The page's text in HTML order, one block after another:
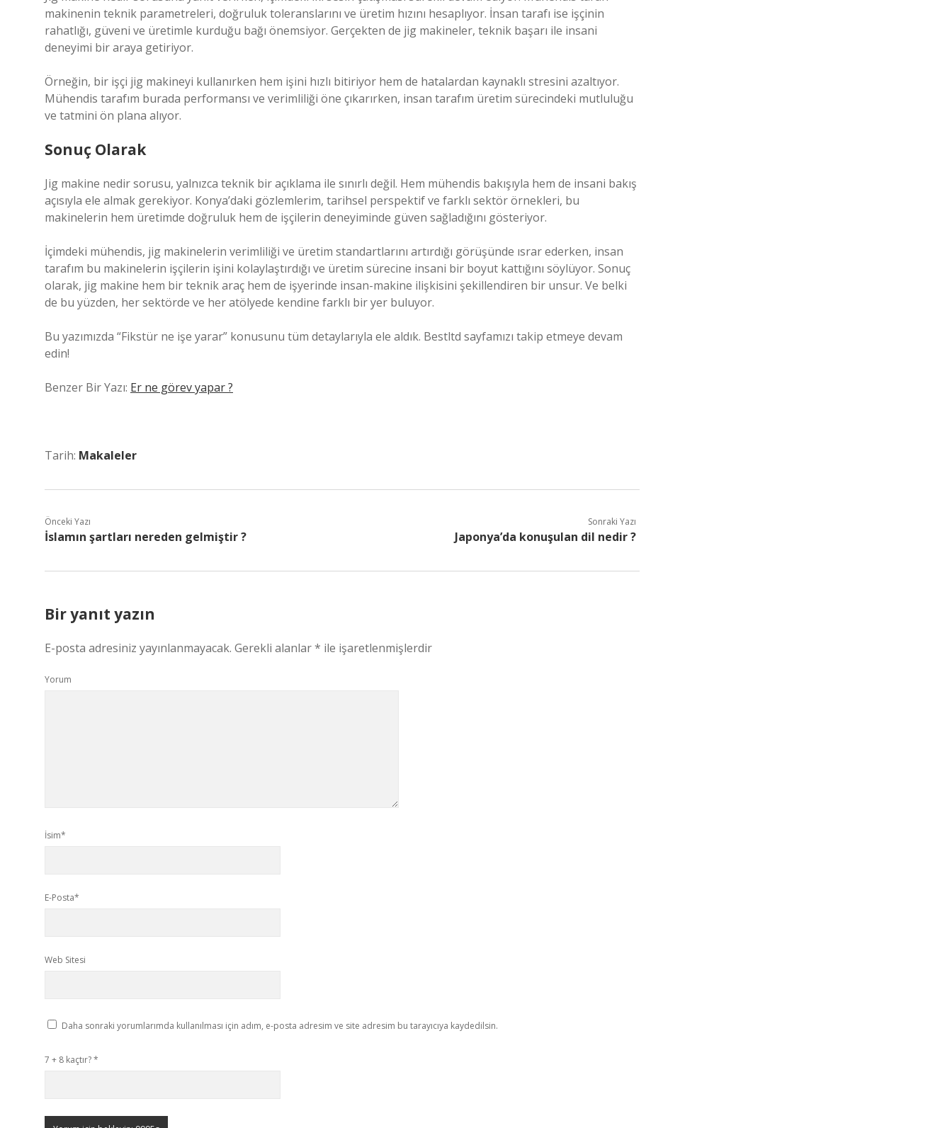
makinenin teknik parametreleri, doğruluk toleranslarını ve üretim hızını hesaplıyor. İnsan tarafı ise işçinin
rahatlığı, güveni ve üretimle kurduğu bağı önemsiyor. Gerçekten de jig makineler, teknik başarı ile insani
deneyimi bir araya getiriyor.
Örneğin, bir işçi jig makineyi kullanırken hem işini hızlı bitiriyor hem de hatalardan kaynaklı stresini azaltıyor.
Mühendis tarafım burada performansı ve verimliliği öne çıkarırken, insan tarafım üretim sürecindeki mutluluğu
ve tatmini ön plana alıyor.
Sonuç Olarak
Jig makine nedir sorusu, yalnızca teknik bir açıklama ile sınırlı değil. Hem mühendis bakışıyla hem de insani bakış
açısıyla ele almak gerekiyor. Konya’daki gözlemlerim, tarihsel perspektif ve farklı sektör örnekleri, bu
makinelerin hem üretimde doğruluk hem de işçilerin deneyiminde güven sağladığını gösteriyor.
İçimdeki mühendis, jig makinelerin verimliliği ve üretim standartlarını artırdığı görüşünde ısrar ederken, insan
tarafım bu makinelerin işçilerin işini kolaylaştırdığı ve üretim sürecine insani bir boyut kattığını söylüyor. Sonuç
olarak, jig makine hem bir teknik araç hem de işyerinde insan-makine ilişkisini şekillendiren bir unsur. Ve belki
de bu yüzden, her sektörde ve her atölyede kendine farklı bir yer buluyor.
Bu yazımızda “Fikstür ne işe yarar” konusunu tüm detaylarıyla ele aldık. Bestltd sayfamızı takip etmeye devam
edin!
Benzer Bir Yazı: Er ne görev yapar ?
Tarih: Makaleler
Önceki Yazı
İslamın şartları nereden gelmiştir ?
Sonraki Yazı
Japonya’da konuşulan dil nedir ?
Bir yanıt yazın
E-posta adresiniz yayınlanmayacak. Gerekli alanlar* ile işaretlenmişlerdir
Yorum
İsim*
E-Posta*
Web Sitesi
Daha sonraki yorumlarımda kullanılması için adım, e-posta adresim ve site adresim bu tarayıcıya kaydedilsin.
7 + 8 kaçtır?*